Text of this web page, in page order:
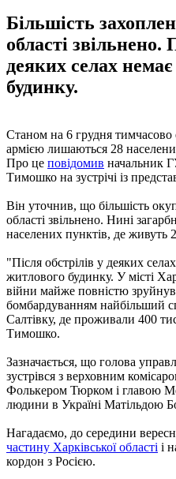
Більшість
області звільнено.
деяких селах немає
будинку.
Станом на 6 грудня
армією лишаються 28
Про це повідомив начальник
Тимошко на зустрічі із
Він уточнив, що більшість
області звільнено. Нині
населених пунктів, де живуть
"Після обстрілів у деяких
житлового будинку. У місті
війни майже повністю
бомбардуванням найбільший
Салтівку, де проживали 400
Тимошко.
Зазначається, що голова
зустрівся з верховним
Фолькером Тюрком і главою
людини в Україні Матільдою
Нагадаємо, до середини
частину Харківської області і
кордон з Росією.